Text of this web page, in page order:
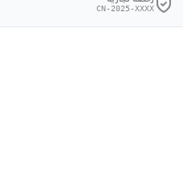
CN-2025-XXXX